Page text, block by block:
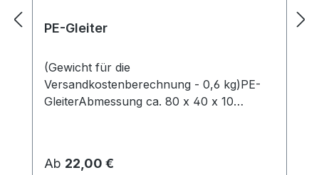
PE-Gleiter
(Gewicht für die
Versandkostenberechnung - 0,6 kg)PE-
GleiterAbmessung ca. 80 x 40 x 10
Regulärer Preis:
Ab 22,00 €